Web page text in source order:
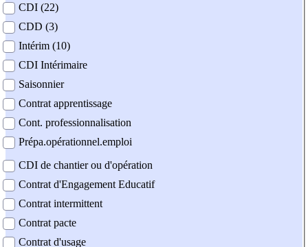
contrat
CDI (22)
CDD (3)
Intérim (10)
CDI Intérimaire
Saisonnier
Contrat apprentissage
Cont. professionnalisation
Prépa.opérationnel.emploi
CDI de chantier ou d'opération
Contrat d'Engagement Educatif
Contrat intermittent
Contrat pacte
Contrat d'usage